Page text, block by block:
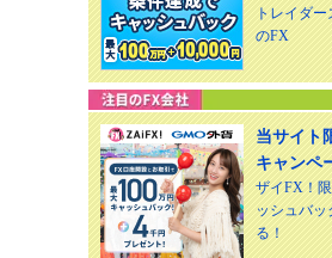
トレイダ
のFX
当サイト
キャンペ
ザイFX！
ッシュバッ
る！